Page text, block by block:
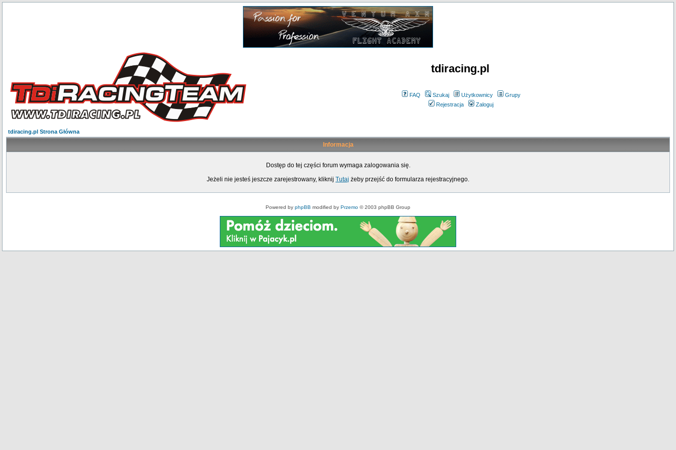
tdiracing.pl
FAQ Szukaj Użytkownicy
Grupy
Rejestracja
Zaloguj
tdiracing.pl Strona Główna
Informacja
Dostęp do tej części forum wymaga zalogowania się.
Jeżeli nie jesteś jeszcze zarejestrowany, kliknij Tutaj żeby przejść do formularza rejestracyjnego.
Powered by phpBB modified by Przemo © 2003 phpBB Group